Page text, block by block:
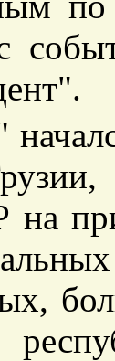
на